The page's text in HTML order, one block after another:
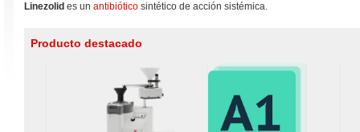
Linezolid es un antibiótico sintético de acción sistémica.
Producto destacado